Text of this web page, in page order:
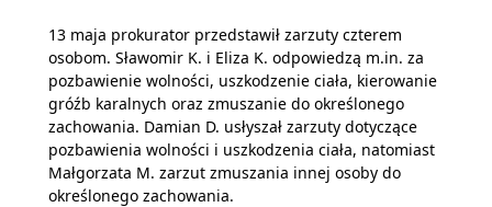
13 maja prokurator przedstawił zarzuty czterem
osobom. Sławomir K. i Eliza K. odpowiedzą m.in. za
pozbawienie wolności, uszkodzenie ciała, kierowanie
gróźb karalnych oraz zmuszanie do określonego
zachowania. Damian D. usłyszał zarzuty dotyczące
pozbawienia wolności i uszkodzenia ciała, natomiast
Małgorzata M. zarzut zmuszania innej osoby do
określonego zachowania.